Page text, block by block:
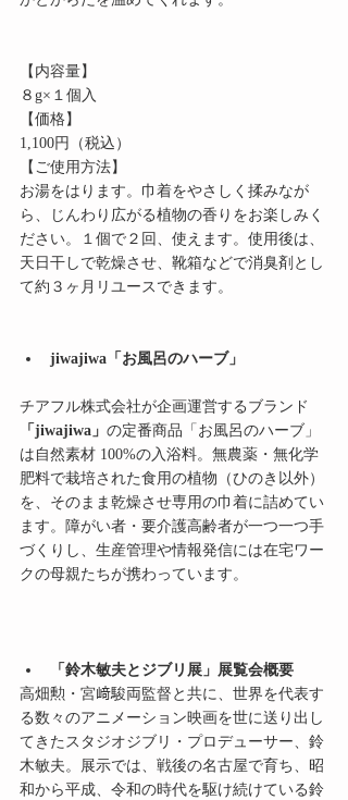
【内容量】
８g×１個入
【価格】
1,100円（税込）
【ご使用方法】
お湯をはります。巾着をやさしく揉みなが
ら、じんわり広がる植物の香りをお楽しみく
ださい。１個で２回、使えます。使用後は、
天日干しで乾燥させ、靴箱などで消臭剤とし
て約３ヶ月リユースできます。
jiwajiwa「お風呂のハーブ」
チアフル株式会社が企画運営するブランド
「jiwajiwa」 の定番商品「お風呂のハーブ」
は自然素材 100%の入浴料。無農薬・無化学
肥料で栽培された食用の植物（ひのき以外）
を、そのまま乾燥させ専用の巾着に詰めてい
ます。障がい者・要介護高齢者が一つ一つ手
づくりし、生産管理や情報発信には在宅ワー
クの母親たちが携わっています。
「鈴木敏夫とジブリ展」展覧会概要
高畑勲・宮﨑駿両監督と共に、世界を代表す
る数々のアニメーション映画を世に送り出し
てきたスタジオジブリ・プロデューサー、鈴
木敏夫。展示では、戦後の名古屋で育ち、昭
和から平成、令和の時代を駆け続けている鈴